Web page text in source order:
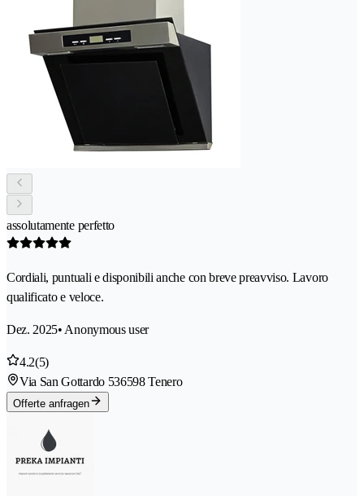
assolutamente perfetto
Cordiali, puntuali e disponibili anche con breve preavviso. Lavoro
qualificato e veloce.
Dez. 2025• Anonymous user
4.2(5)
Via San Gottardo 536598 Tenero
Offerte anfragen